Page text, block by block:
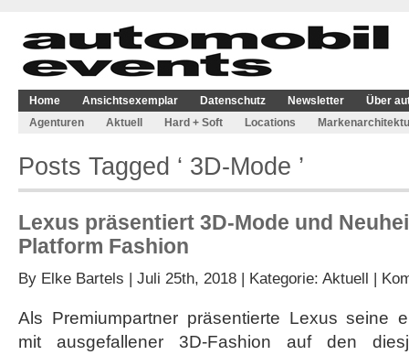
Home Ansichtsexemplar Datenschutz Newsletter
Über
Agenturen
Aktuell Hard + Soft Locations
Posts Tagged ‘ 3D-Mode ’
Lexus präsentiert 3D-Mode und
Platform Fashion
By Elke Bartels | Juli 25th, 2018 | Kategorie: Aktuell |
Als Premiumpartner präsentierte Lexus seine
mit ausgefallener 3D-Fashion auf den